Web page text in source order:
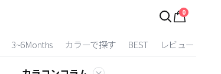
0
3~6Months カラーで探す BEST レビュー